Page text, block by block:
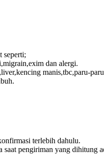
seperti;
dan alergi.
manis,tbc,paru-
terlebih dahulu.
saat pengiriman yang dihitung